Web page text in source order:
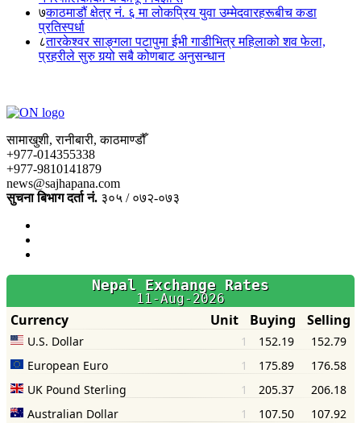
७काठमाडौं क्षेत्र नं. ६ मा लोकप्रिय युवा उम्मेदवारहरूबीच कडा
प्रतिस्पर्धा
८तारकेश्वर साङ्गला पटापुमा ईभी गाडीभित्र महिलाको शव फेला,
प्रहरीले सुरु गर्‍यो सबै कोणबाट अनुसन्धान
सामाखुशी, रानीबारी, काठमाण्डौँ
+977-014355338
+977-9810141879
news@sajhapana.com
सुचना बिभाग दर्ता नं. ३०५ / ०७२-०७३